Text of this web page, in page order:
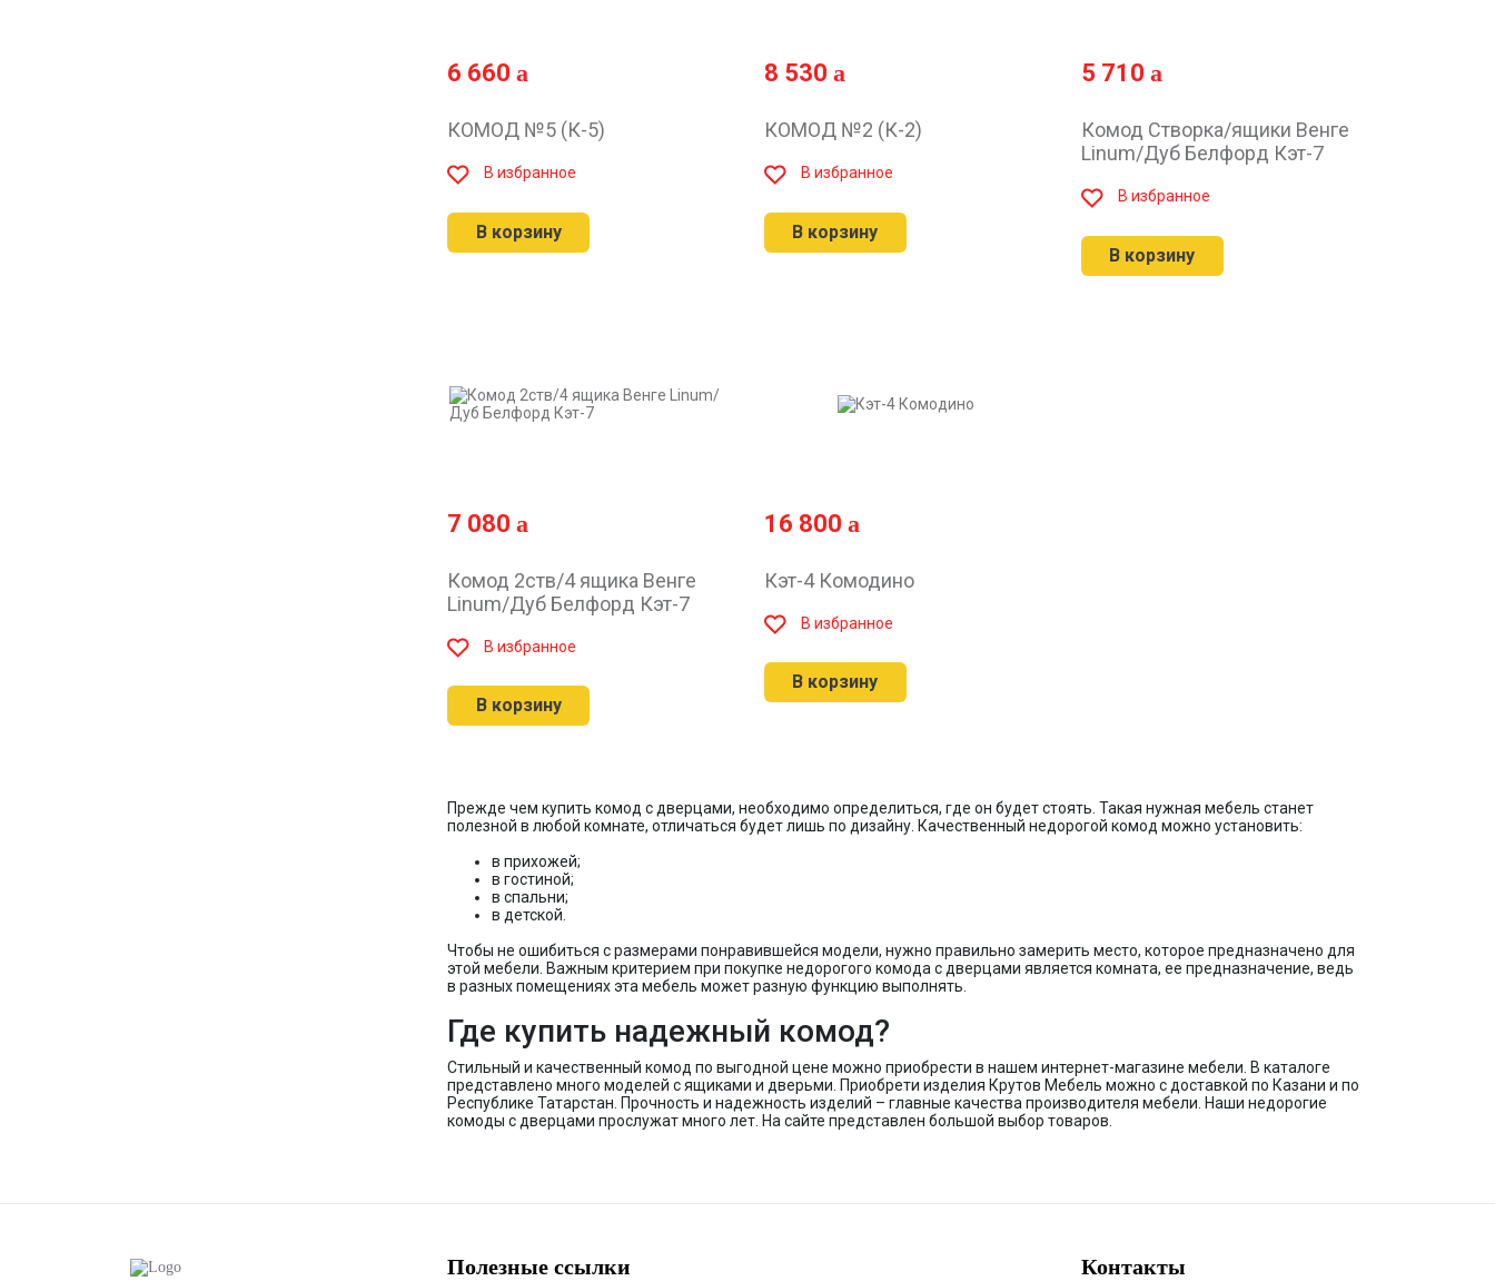
6 660
КОМОД №5 (К-5)
В избранное
В корзину
8 530
КОМОД №2 (К-2)
В избранное
В корзину
5 710
Комод Створка/ящики Венге
Linum/Дуб Белфорд Кэт-7
В избранное
В корзину
7 080
Комод 2ств/4 ящика Венге
Linum/Дуб Белфорд Кэт-7
В избранное
В корзину
16 800
Кэт-4 Комодино
В избранное
В корзину
Прежде чем купить комод с дверцами, необходимо определиться, где он будет стоять. Такая нужная мебель станет
полезной в любой комнате, отличаться будет лишь по дизайну. Качественный недорогой комод можно установить:
в прихожей;
в гостиной;
в спальни;
в детской.
Чтобы не ошибиться с размерами понравившейся модели, нужно правильно замерить место, которое предназначено для
этой мебели. Важным критерием при покупке недорогого комода с дверцами является комната, ее предназначение, ведь
в разных помещениях эта мебель может разную функцию выполнять.
Где купить надежный комод?
Стильный и качественный комод по выгодной цене можно приобрести в нашем интернет-магазине мебели. В каталоге
представлено много моделей с ящиками и дверьми. Приобрети изделия Крутов Мебель можно с доставкой по Казани и по
Республике Татарстан. Прочность и надежность изделий – главные качества производителя мебели. Наши недорогие
комоды с дверцами прослужат много лет. На сайте представлен большой выбор товаров.
Полезные ссылки Контакты